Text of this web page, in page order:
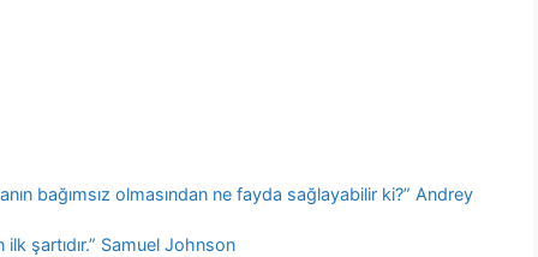
bağımsız olmasından ne fayda sağlayabilir ki?” Andrey
şartıdır.” Samuel Johnson